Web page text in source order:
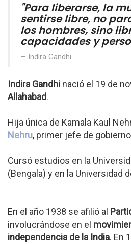
"Para liberarse, la
sentirse libre, no
los hombres, sino
capacidades y
Indira Gandhi
Indira Gandhi nació el 19 de
Allahabad.
Hija única de Kamala Kaul
Nehru, primer jefe de
Cursó estudios en la
(Bengala) y en la Universidad
En el año 1938 se afilió al
involucrándose en el
independencia de la India. En